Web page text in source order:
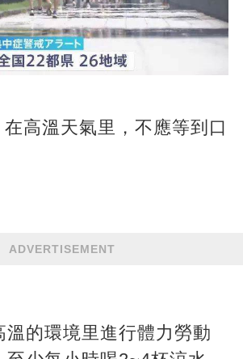
高溫天氣里，不應等到口
ADVERTISEMENT
溫的環境里進行體力勞動